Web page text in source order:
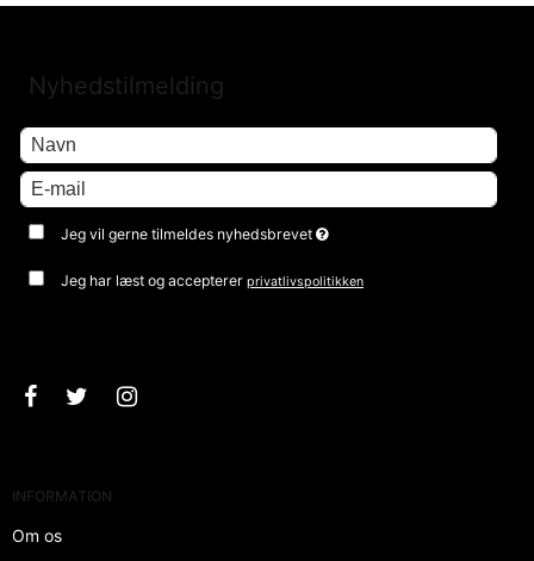
Nyhedstilmelding
Jeg vil gerne tilmeldes nyhedsbrevet
Jeg har læst og acceptererprivatlivspolitikken
INFORMATION
Om os